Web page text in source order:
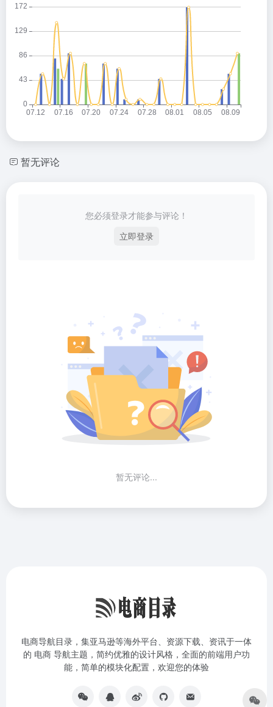
暂无评论
您必须登录才能参与评论！
立即登录
暂无评论...
电商导航目录，集亚马逊等海外平台、资源下载、资讯于一体
的 电商 导航主题，简约优雅的设计风格，全面的前端用户功
能，简单的模块化配置，欢迎您的体验